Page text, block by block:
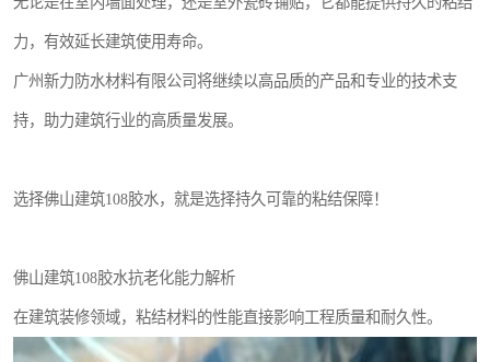
力，有效延长建筑使用寿命。
广州新力防水材料有限公司将继续以高品质的产品和专业的技术支
持，助力建筑行业的高质量发展。
选择佛山建筑108胶水，就是选择持久可靠的粘结保障！
佛山建筑108胶水抗老化能力解析
在建筑装修领域，粘结材料的性能直接影响工程质量和耐久性。